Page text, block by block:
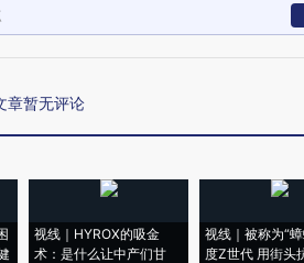
章暂无评论
视线｜HYROX的吸金
术：是什么让中产们甘
视线｜被称为“
度Z世代 用街头